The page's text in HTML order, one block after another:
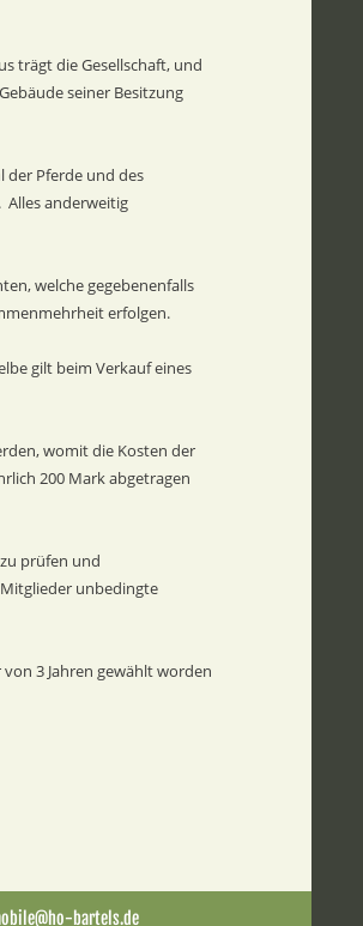
trägt die Gesellschaft, und
seiner Besitzung
der Pferde und des
Alles anderweitig
welche gegebenenfalls
erfolgen.
gilt beim Verkauf eines
womit die Kosten der
200 Mark abgetragen
prüfen und
Mitglieder unbedingte
3 Jahren gewählt worden
bartels.de